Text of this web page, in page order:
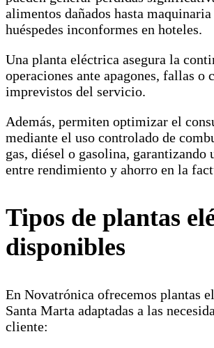
alimentos dañados hasta
huéspedes inconformes en hoteles.
Una planta eléctrica asegura la
operaciones ante apagones, fallas o
imprevistos del servicio.
Además, permiten optimizar el
mediante el uso controlado de
gas, diésel o gasolina,
entre rendimiento y ahorro en la
Tipos de plantas
disponibles
En Novatrónica ofrecemos plantas
Santa Marta adaptadas a las
cliente: